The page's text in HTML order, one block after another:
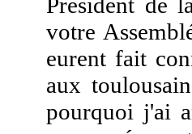
votre
eurent fait
aux
pourquoi j'ai